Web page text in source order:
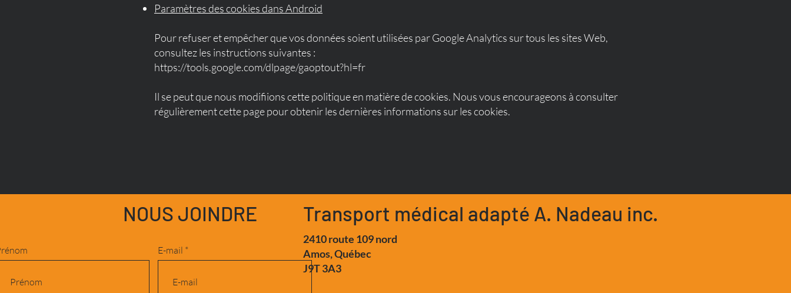
Paramètres des cookies dans Android
Pour refuser et empêcher que vos données soient utilisées par Google Analytics sur tous les sites Web,
consultez les instructions suivantes :
https://tools.google.com/dlpage/gaoptout?hl=fr
Il se peut que nous modifiions cette politique en matière de cookies. Nous vous encourageons à consulter
régulièrement cette page pour obtenir les dernières informations sur les cookies.
NOUS JOINDRE
E-mail
Transport médical adapté A. Nadeau inc.
2410 route 109 nord
Amos, Québec
J9T 3A3